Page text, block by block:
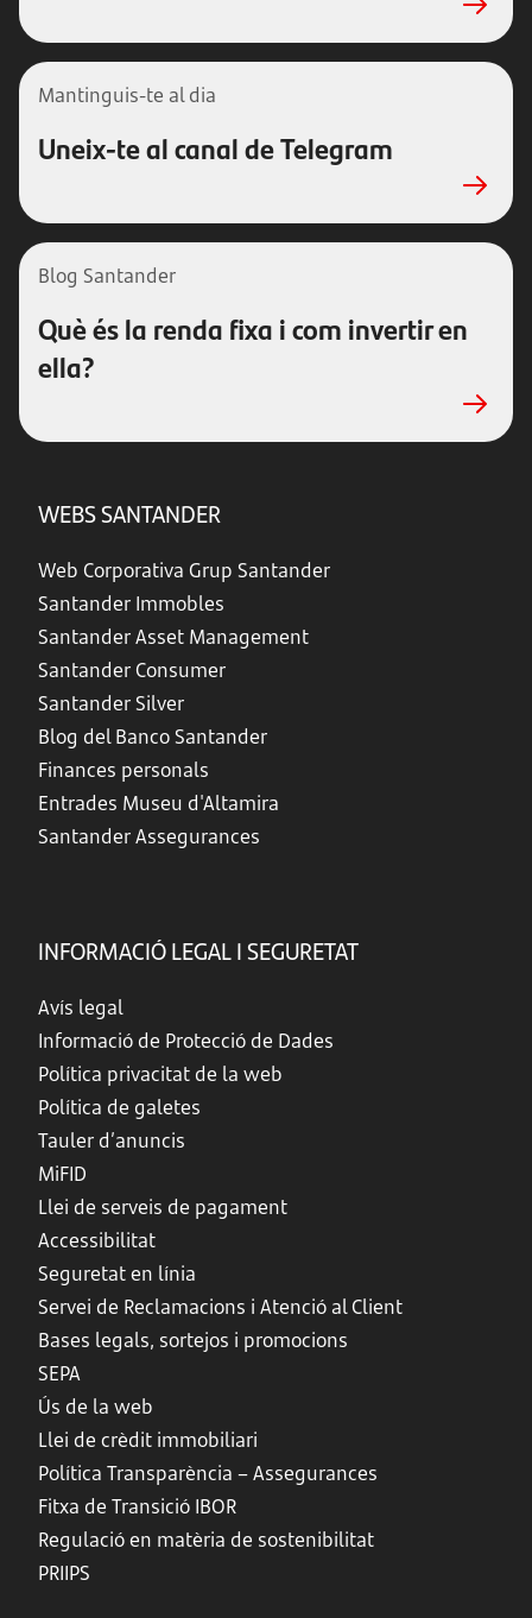
Mantinguis-te al dia
Uneix-te al canal de Telegram
Blog Santander
Què és la renda fixa i com invertir en
ella?
WEBS SANTANDER
Web Corporativa Grup Santander
Santander Immobles
Santander Asset Management
Santander Consumer
Santander Silver
Blog del Banco Santander
Finances personals
Entrades Museu d'Altamira
Santander Assegurances
INFORMACIÓ LEGAL I SEGURETAT
Avís legal
Informació de Protecció de Dades
Política privacitat de la web
Política de galetes
Tauler d’anuncis
MiFID
Llei de serveis de pagament
Accessibilitat
Seguretat en línia
Servei de Reclamacions i Atenció al Client
Bases legals, sortejos i promocions
SEPA
Ús de la web
Llei de crèdit immobiliari
Política Transparència – Assegurances
Fitxa de Transició IBOR
Regulació en matèria de sostenibilitat
PRIIPS